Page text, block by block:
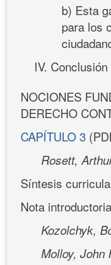
b) Esta
para los
IV. Conclusión
NOCIONES
DERECHO
CAPÍTULO 3
Rosett,
Síntesis
Nota
Kozolchyk,
Molloy, John